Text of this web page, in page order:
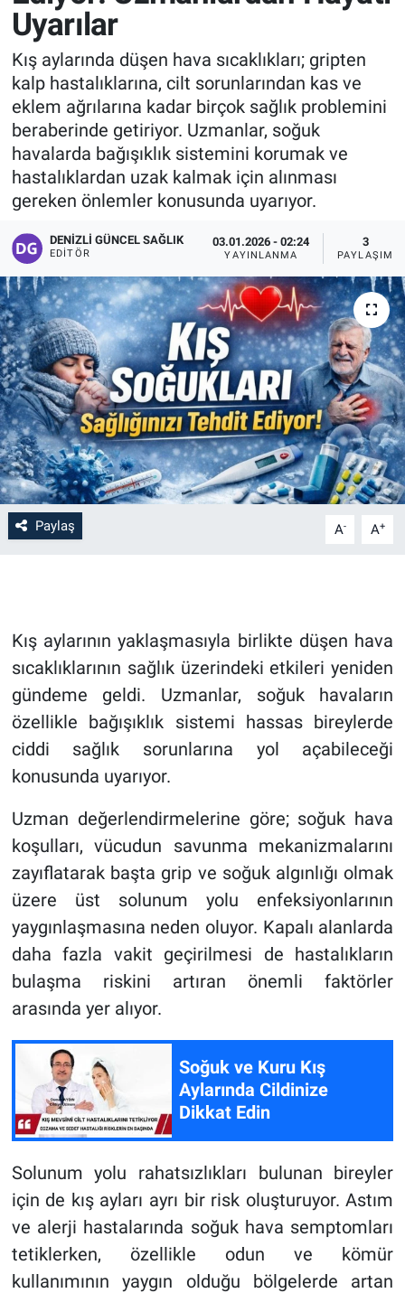
Uyarılar
Kış aylarında düşen hava sıcaklıkları; gripten
kalp hastalıklarına, cilt sorunlarından kas ve
eklem ağrılarına kadar birçok sağlık problemini
beraberinde getiriyor. Uzmanlar, soğuk
havalarda bağışıklık sistemini korumak ve
hastalıklardan uzak kalmak için alınması
gereken önlemler konusunda uyarıyor.
DENIZLI GÜNCEL SAĞLIK
EDITÖR
03.01.2026 - 02:24
YAYINLANMA
3
PAYLAŞIM
Paylaş A- A+
Kış aylarının yaklaşmasıyla birlikte düşen hava
sıcaklıklarının sağlık üzerindeki etkileri yeniden
gündeme geldi. Uzmanlar, soğuk havaların
özellikle bağışıklık sistemi hassas bireylerde
ciddi sağlık sorunlarına yol açabileceği
konusunda uyarıyor.
Uzman değerlendirmelerine göre; soğuk hava
koşulları, vücudun savunma mekanizmalarını
zayıflatarak başta grip ve soğuk algınlığı olmak
üzere üst solunum yolu enfeksiyonlarının
yaygınlaşmasına neden oluyor. Kapalı alanlarda
daha fazla vakit geçirilmesi de hastalıkların
bulaşma riskini artıran önemli faktörler
arasında yer alıyor.
Soğuk ve Kuru Kış
Aylarında Cildinize
Dikkat Edin
Solunum yolu rahatsızlıkları bulunan bireyler
için de kış ayları ayrı bir risk oluşturuyor. Astım
ve alerji hastalarında soğuk hava semptomları
tetiklerken, özellikle odun ve kömür
kullanımının yaygın olduğu bölgelerde artan